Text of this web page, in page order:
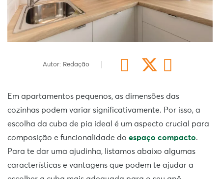
Autor: Redação
Em apartamentos pequenos, as dimensões das
cozinhas podem variar significativamente. Por isso, a
escolha da cuba de pia ideal é um aspecto crucial para
composição e funcionalidade do espaço compacto.
Para te dar uma ajudinha, listamos abaixo algumas
características e vantagens que podem te ajudar a